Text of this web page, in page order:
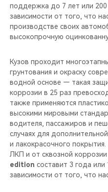
поддержка до 7 лет или 200
зависимости от того, что
производстве своих
высокопрочную
Кузов проходит
грунтования и окраску
водной основе — такая
коррозии в 25 раз
также применяются
высокими мировыми
водителя, пассажиров и
случаях для
и лакокрасочного
ЛКП и от сквозной коррозии
edition составит 3 года или
зависимости от того, что